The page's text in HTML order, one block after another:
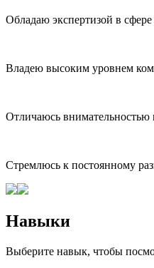
Обладаю экспертизой в
Владею высоким уровнем
Отличаюсь внимательностью
Стремлюсь к постоянному
Навыки
Выберите навык, чтобы